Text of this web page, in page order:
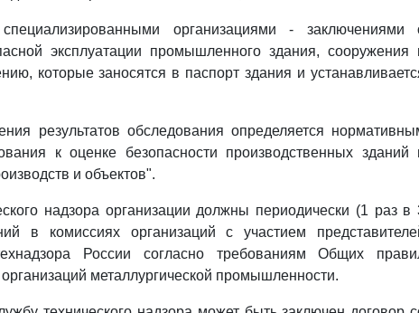
организациями - заключениями
эксплуатации промышленного здания, сооружения
которые заносятся в паспорт здания и
результатов обследования определяется
к оценке безопасности производственных зданий
и объектов".
надзора организации должны периодически (1 раз в
в комиссиях организаций с участием
России согласно требованиям Общих
металлургической промышленности.